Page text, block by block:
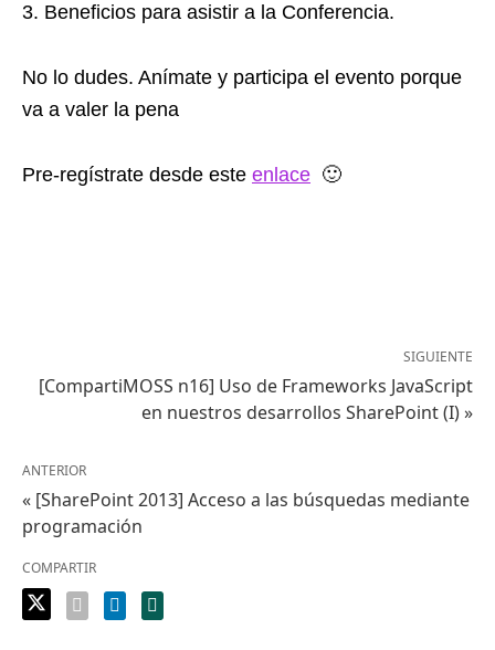
Beneficios para asistir a la Conferencia.
No lo dudes. Anímate y participa el evento porque
va a valer la pena
Pre-regístrate desde este enlace 🙂
SIGUIENTE
[CompartiMOSS n16] Uso de Frameworks JavaScript
en nuestros desarrollos SharePoint (I) »
ANTERIOR
« [SharePoint 2013] Acceso a las búsquedas mediante
programación
COMPARTIR